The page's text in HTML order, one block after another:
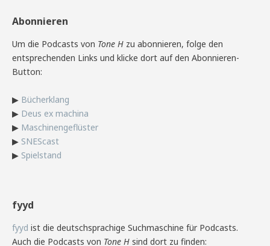
Abonnieren
Um die Podcasts von Tone H zu abonnieren, folge den
entsprechenden Links und klicke dort auf den Abonnieren-
Button:
▶ Bücherklang
▶ Deus ex machina
▶ Maschinengeflüster
▶ SNEScast
▶ Spielstand
fyyd
fyyd ist die deutschsprachige Suchmaschine für Podcasts.
Auch die Podcasts von Tone H sind dort zu finden: